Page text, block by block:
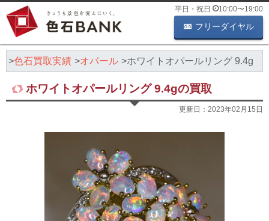
平日・祝日 10:00〜19:00
フリーダイヤル
色石買取実績 オパール ホワイトオパールリング 9.4g
ホワイトオパールリング 9.4gの買取
更新日： 2023年02月15日